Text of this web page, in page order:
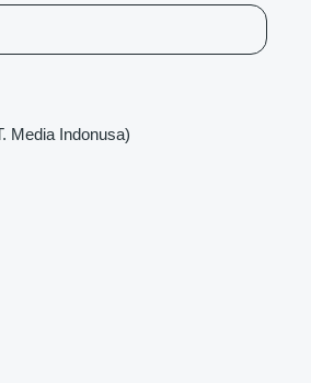
Media Indonusa)